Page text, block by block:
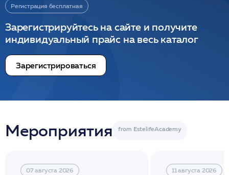
Регистрация бесплатная
Зарегистрируйтесь на сайте и получите
индивидуальный прайс на весь каталог
Зарегистрироваться
Мероприятия
07 августа 2026 11 августа 2026